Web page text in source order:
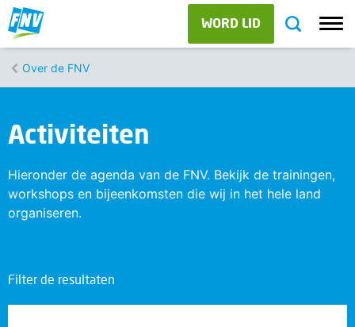
WORD LID
Over de FNV
Activiteiten
Hieronder de agenda van de FNV. Bekijk de trainingen,
workshops en bijeenkomsten die wij in het hele land
organiseren.
Filter de resultaten